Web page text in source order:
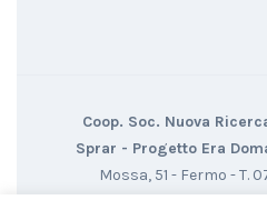
Coop. Soc. Nuova
Sprar - Progetto Era
Mossa, 51 - Fermo - T.